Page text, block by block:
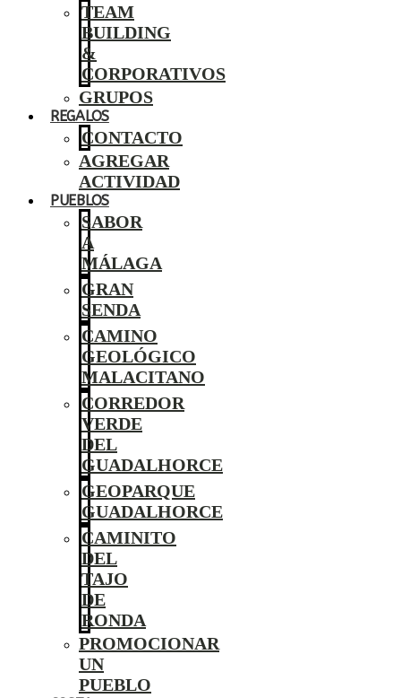
TEAM
BUILDING
&
CORPORATIVOS
GRUPOS
REGALOS
CONTACTO
AGREGAR
ACTIVIDAD
PUEBLOS
SABOR
A
MÁLAGA
GRAN
SENDA
CAMINO
GEOLÓGICO
MALACITANO
CORREDOR
VERDE
DEL
GUADALHORCE
GEOPARQUE
GUADALHORCE
CAMINITO
DEL
TAJO
DE
RONDA
PROMOCIONAR
UN
PUEBLO